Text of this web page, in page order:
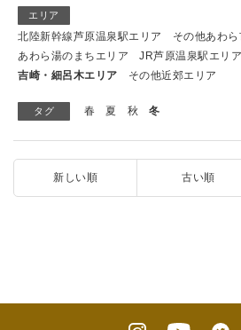
エリア
北陸新幹線芦原温泉駅エリア
その他あわ
あわら湯のまちエリア
JR芦原温泉駅エリア
吉崎・細呂木エリア
その他近郊エリア
タグ 春 夏 秋 冬
新しい順 古い順